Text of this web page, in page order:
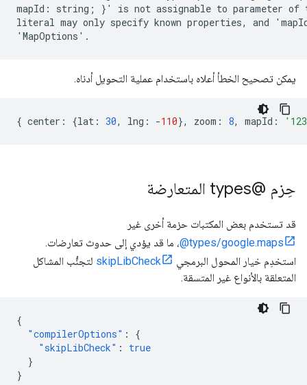
mapId: string; }' is not assignable to parameter of
literal may only specify known properties, and
يمكن تصحيح الخطأ أعلاه باستخدام عملية التحويل أدناه.
{ center : {lat : 30, lng : -110}, zoom : 8, mapId :
حِزم @types المتعارضة
قد تستخدم بعض المكتبات حزمة أخرى غير
‎@types/google.maps، ما قد يؤدي إلى حدوث تعارضات.
استخدِم خيار المحول البرمجي
skipLibCheck لتجنُّب المشاكل
المتعلقة بالأنواع غير المتسقة.
{
"compilerOptions" :
{
"skipLibCheck" :
true
}
}